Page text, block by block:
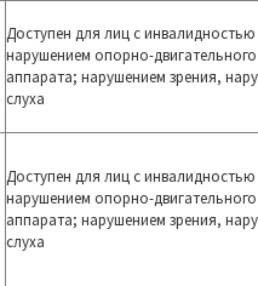
Доступен для лиц с инвалидностью
нарушением опорно-двигательного
аппарата; нарушением зрения,
слуха
Доступен для лиц с инвалидностью
нарушением опорно-двигательного
аппарата; нарушением зрения,
слуха